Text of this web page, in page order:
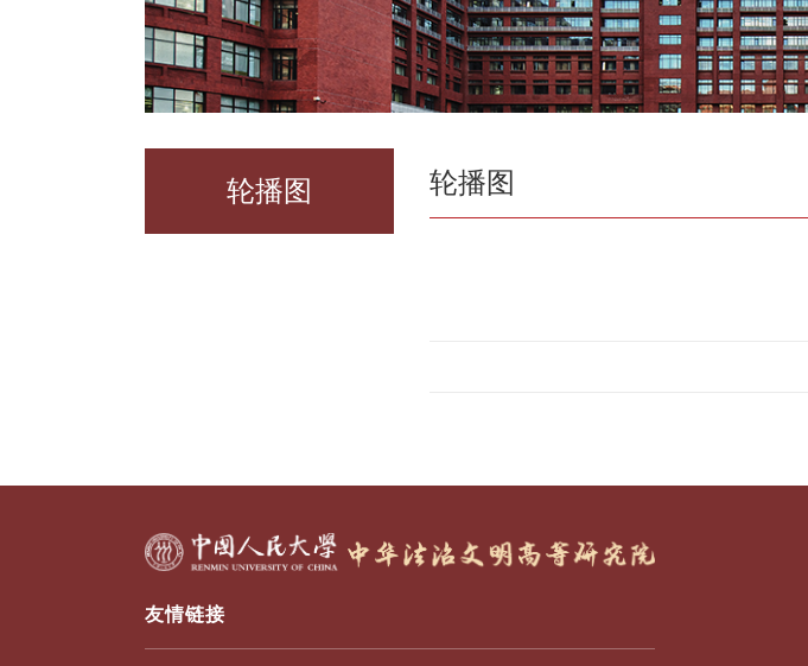
轮播图 轮播图
友情链接